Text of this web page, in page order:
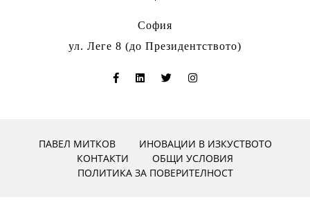
София
ул. Леге 8 (до Президентството)
ПАВЕЛ МИТКОВ
ИНОВАЦИИ В ИЗКУСТВОТО
КОНТАКТИ
ОБЩИ УСЛОВИЯ
ПОЛИТИКА ЗА ПОВЕРИТЕЛНОСТ